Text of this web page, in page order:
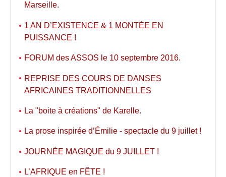
Marseille.
1 AN D’EXISTENCE & 1 MONTÉE EN
PUISSANCE !
FORUM des ASSOS le 10 septembre 2016.
REPRISE DES COURS DE DANSES
AFRICAINES TRADITIONNELLES
La "boite à créations" de Karelle.
La prose inspirée d’Émilie - spectacle du 9 juillet !
JOURNÉE MAGIQUE du 9 JUILLET !
L’AFRIQUE en FÊTE !